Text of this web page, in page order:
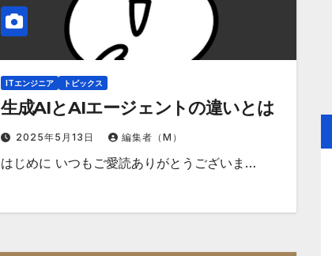
ITエンジニア トピックス
生成AIとAIエージェントの違いとは
2025年5月13日 編集者（M）
はじめに いつもご愛読ありがとうございま…